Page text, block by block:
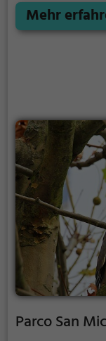
zahlreiche
Mehr
Parco San